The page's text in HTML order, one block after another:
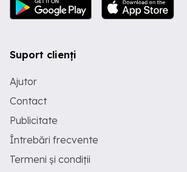
Suport clienți
Ajutor
Contact
Publicitate
Întrebări frecvente
Termeni și condiții